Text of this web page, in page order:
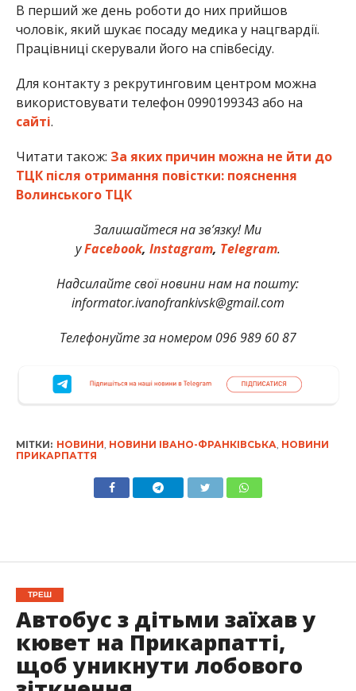
В перший же день роботи до них прийшов
чоловік, який шукає посаду медика у нацгвардії.
Працівниці скерували його на співбесіду.
Для контакту з рекрутинговим центром можна
використовувати телефон 0990199343 або на
сайті.
Читати також: За яких причин можна не йти до
ТЦК після отримання повістки: пояснення
Волинського ТЦК
Залишайтеся на зв’язку! Ми
уFacebook, Instagram, Telegram.
Надсилайте свої новини нам на пошту:
informator.ivanofrankivsk@gmail.com
Телефонуйте за номером 096 989 60 87
МІТКИ: НОВИНИ, НОВИНИ ІВАНО-ФРАНКІВСЬКА, НОВИНИ
ПРИКАРПАТТЯ
ТРЕШ
Автобус з дітьми заїхав у
кювет на Прикарпатті,
щоб уникнути лобового